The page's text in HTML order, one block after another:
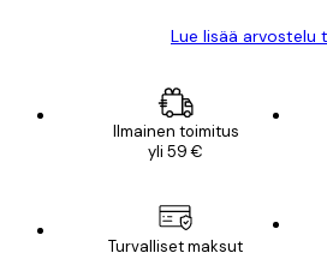
Lue lisää arvostelu
Ilmainen toimitus
yli 59 €
Turvalliset maksut